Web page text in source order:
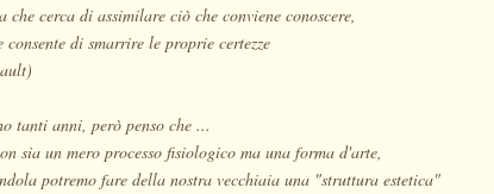
che cerca di assimilare ciò che conviene conoscere,
consente di smarrire le proprie certezze
tanti anni, però penso che ...
sia un mero processo fisiologico ma una forma d'arte,
potremo fare della nostra vecchiaia una "struttura estetica"